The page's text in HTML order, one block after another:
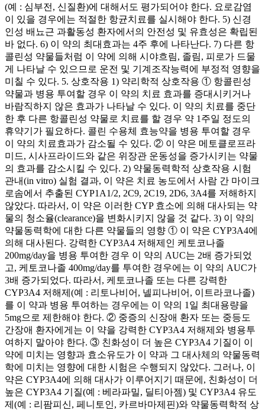
(예 : 심부전, 신질환)에 대해서도 평가되어야 한다. 요로감염
이 있을 경우에는 적절한 항균치료를 실시해야 한다. 5) 신경
인성 배뇨근 과활동성 환자에서의 안전성 및 유효성은 확립된
바 없다. 6) 이 약의 최대효과는 4주 후에 나타난다. 7) 다른 항
콜린성 약물들처럼 이 약에 의해 시야흐림, 졸림, 피로가 드물
게 나타날 수 있으므로 운전 및 기계조작능력에 부정적 영향을
미칠 수 있다. 5. 상호작용 1) 약리학적 상호작용 ① 항콜린성
약물과 병용 투여할 경우 이 약의 치료 효과를 증대시키거나
바람직하지 않은 효과가 나타날 수 있다. 이 약의 치료를 중단
한 후 다른 항콜린성 약물로 치료를 할 경우 약 1주일 정도의
휴약기가 필요하다. 콜린 수용체 효능약을 병용 투여할 경우
이 약의 치료효과가 감소될 수 있다. ② 이 약은 메토클로프라
미드, 시사프라이드와 같은 위장관 운동성을 증가시키는 약물
의 효과를 감소시킬 수 있다. 2) 약물동력학적 상호작용 시험
관내(in vitro) 실험 결과, 이 약은 치료 농도에서 사람 간 마이크
로솜에서 추출된 CYP1A1/2, 2C9, 2C19, 2D6, 3A4를 저해하지
않았다. 따라서, 이 약은 이러한 CYP 효소에 의해 대사되는 약
물의 청소율(clearance)을 변화시키지 않을 것 같다. 3) 이 약의
약물동력학에 대한 다른 약물들의 영향 ① 이 약은 CYP3A4에
의해 대사된다. 강력한 CYP3A4 저해제인 케토코나졸
200mg/day을 병용 투여한 경우 이 약의 AUC는 2배 증가되었
고, 케토코나졸 400mg/day를 투여한 경우에는 이 약의 AUC가
3배 증가되었다. 따라서, 케토코나졸 또는 다른 강력한
CYP3A4 저해제(예 : 리토나비어, 넬피나비어, 이트라코나졸)
를 이 약과 병용 투여하는 경우에는 이 약의 1일 최대용량을
5mg으로 제한해야 한다. ② 중증의 신장애 환자 또는 중등도
간장애 환자에게는 이 약을 강력한 CYP3A4 저해제와 병용투
여하지 말아야 한다. ③ 친화성이 더 높은 CYP3A4 기질이 이
약에 미치는 영향과 효소유도가 이 약과 그 대사체의 약물동력
학에 미치는 영향에 대한 시험은 수행되지 않았다. 그러나, 이
약은 CYP3A4에 의해 대사가 이루어지기 때문에, 친화성이 더
높은 CYP3A4 기질(예 : 베라파밀, 딜티아젬) 및 CYP3A4 유도
제(예 : 리팜피신, 페니토인, 카르바마제핀)와 약물동력학적 상